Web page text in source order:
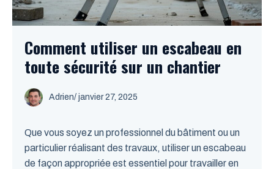
Comment utiliser un escabeau en
toute sécurité sur un chantier
Adrien/ janvier 27, 2025
Que vous soyez un professionnel du bâtiment ou un
particulier réalisant des travaux, utiliser un escabeau
de façon appropriée est essentiel pour travailler en